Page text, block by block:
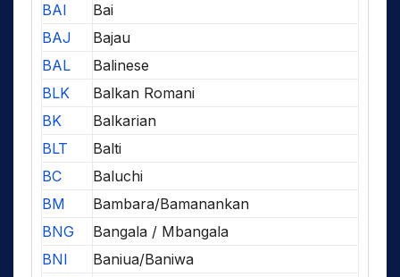
BAI
Bai
BAJ
Bajau
BAL
Balinese
BLK
Balkan Romani
BK
Balkarian
BLT
Balti
BC
Baluchi
BM
Bambara/Bamanankan
BNG
Bangala / Mbangala
BNI
Baniua/Baniwa